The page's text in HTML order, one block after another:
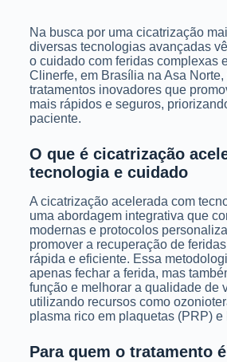
Na busca por uma cicatrização
diversas tecnologias avançadas
o cuidado com feridas complexas
Clinerfe, em Brasília na Asa
tratamentos inovadores que
mais rápidos e seguros,
paciente.
O que é cicatrização
tecnologia e cuidado
A cicatrização acelerada com
uma abordagem integrativa que
modernas e protocolos
promover a recuperação de
rápida e eficiente. Essa
apenas fechar a ferida, mas
função e melhorar a qualidade de
utilizando recursos como
plasma rico em plaquetas (PRP)
Para quem o tratamento